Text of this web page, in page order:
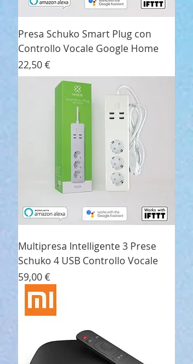
Presa Schuko Smart Plug con
Controllo Vocale Google Home
Prezzo
22,50 €
Multipresa Intelligente 3 Prese
Schuko 4 USB Controllo Vocale
Prezzo
59,00 €